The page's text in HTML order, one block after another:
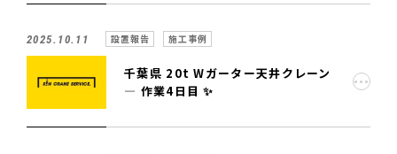
2025.10.11 設置報告 施工事例
千葉県 20t Wガーター天井クレーン
— 作業4日目 ✨